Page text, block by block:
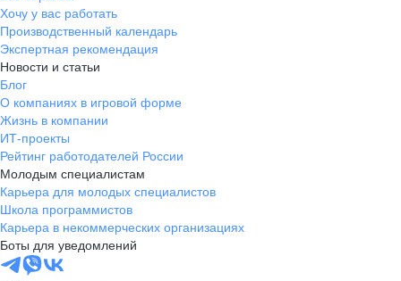
Хочу у вас работать
Производственный календарь
Экспертная рекомендация
Новости и статьи
Блог
О компаниях в игровой форме
Жизнь в компании
ИТ-проекты
Рейтинг работодателей России
Молодым специалистам
Карьера для молодых специалистов
Школа программистов
Карьера в некоммерческих организациях
Боты для уведомлений